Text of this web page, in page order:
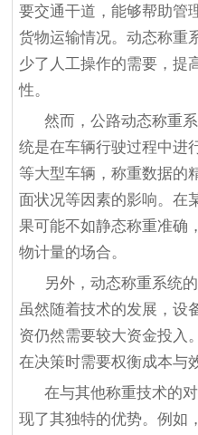
要交通干道，能够帮助管
货物运输情况。动态称重
少了人工操作的需要，提
性。
然而，公路动态称重
统是在车辆行驶过程中进
等大型车辆，称重数据的
面状况等因素的影响。在
果可能不如静态称重准确
物计量的场合。
另外，动态称重系统
虽然随着技术的发展，设
资仍然需要较大资金投入
在决策时需要权衡成本与
在与其他称重技术的
现了其独特的优势。例如